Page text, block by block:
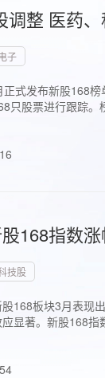
调整 医药
子
式发布新股168
只股票进行跟踪
168指数
技股
168板块3月表现
显著。新股168